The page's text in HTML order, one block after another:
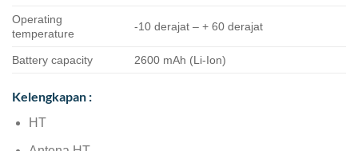
Operating
temperature
-10 derajat – + 60 derajat
Battery capacity 2600 mAh (Li-Ion)
Kelengkapan :
HT